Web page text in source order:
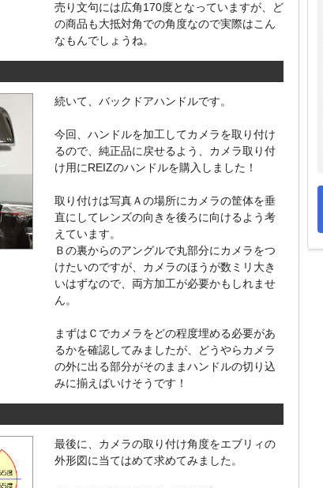
売り文句には広角170度となっていますが、ど
の商品も大抵対角での角度なので実際はこん
なもんでしょうね。
続いて、バックドアハンドルです。
今回、ハンドルを加工してカメラを取り付け
るので、純正品に戻せるよう、カメラ取り付
け用にREIZのハンドルを購入しました！
取り付けは写真Ａの場所にカメラの筐体を垂
直にしてレンズの向きを後ろに向けるよう考
えています。
Ｂの裏からのアングルで丸部分にカメラをつ
けたいのですが、カメラのほうが数ミリ大き
いはずなので、両方加工が必要かもしれませ
ん。
まずはＣでカメラをどの程度埋める必要があ
るかを確認してみましたが、どうやらカメラ
の外に出る部分がそのままハンドルの切り込
みに揃えばいけそうです！
最後に、カメラの取り付け角度をエブリィの
外形図に当てはめて求めてみました。